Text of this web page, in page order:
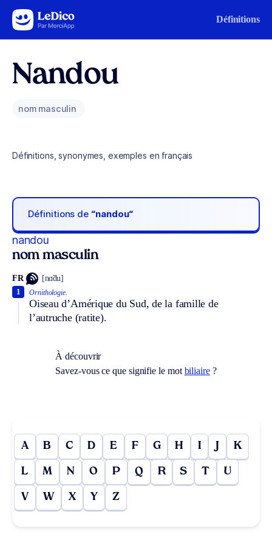
Aller au contenu Définitions
Nandou
nom masculin
Définitions, synonymes, exemples en français
Définitions de “nandou“
nandou
nom masculin
FR [nɑ̃du]
Ornithologie.
Oiseau d’Amérique du Sud, de la famille de
l’autruche (ratite).
1
À découvrir
Savez-vous ce que signifie le mot biliaire?
A B C D E F G H I J K
L M N O P Q R S T U
V W X Y Z